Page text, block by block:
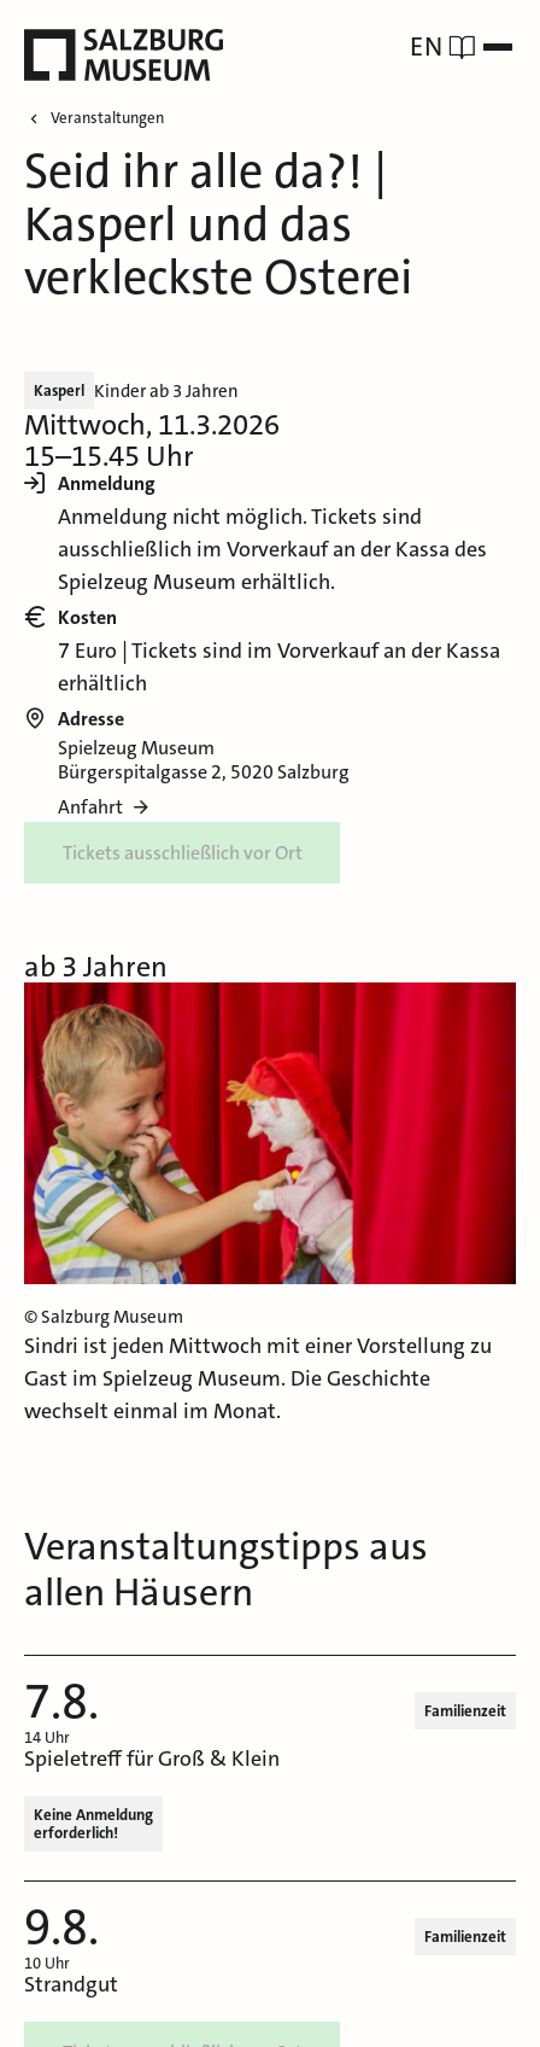
EN
Veranstaltungen
Seid ihr alle da?! |
Kasperl und das
verkleckste Osterei
Kasperl Kinder ab 3 Jahren
Mittwoch, 11.3.2026
15–15.45 Uhr
Anmeldung
Anmeldung nicht möglich. Tickets sind
ausschließlich im Vorverkauf an der Kassa des
Spielzeug Museum erhältlich.
Kosten
7 Euro | Tickets sind im Vorverkauf an der Kassa
erhältlich
Adresse
Spielzeug Museum
Bürgerspitalgasse 2, 5020 Salzburg
Anfahrt
Tickets ausschließlich vor Ort
ab 3 Jahren
© Salzburg Museum
Sindri ist jeden Mittwoch mit einer Vorstellung zu
Gast im Spielzeug Museum. Die Geschichte
wechselt einmal im Monat.
Veranstaltungstipps aus
allen Häusern
7.8.
14 Uhr
Familienzeit
Spieletreff für Groß & Klein
Keine Anmeldung
erforderlich!
9.8.
10 Uhr
Familienzeit
Strandgut